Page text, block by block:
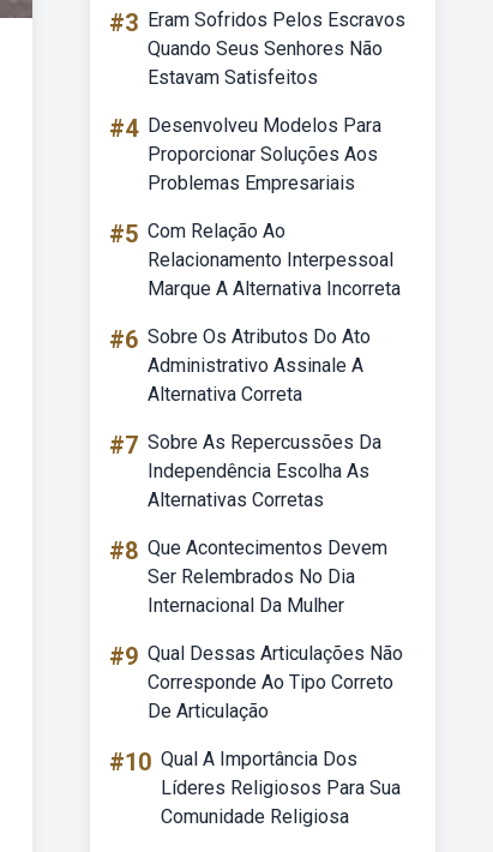
#3 Eram Sofridos Pelos Escravos
Quando Seus Senhores Não
Estavam Satisfeitos
#4 Desenvolveu Modelos Para
Proporcionar Soluções Aos
Problemas Empresariais
#5 Com Relação Ao
Relacionamento Interpessoal
Marque A Alternativa Incorreta
#6 Sobre Os Atributos Do Ato
Administrativo Assinale A
Alternativa Correta
#7 Sobre As Repercussões Da
Independência Escolha As
Alternativas Corretas
#8 Que Acontecimentos Devem
Ser Relembrados No Dia
Internacional Da Mulher
#9 Qual Dessas Articulações Não
Corresponde Ao Tipo Correto
De Articulação
#10 Qual A Importância Dos
Líderes Religiosos Para Sua
Comunidade Religiosa